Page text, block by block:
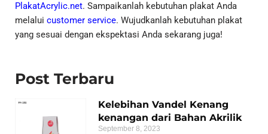
PlakatAcrylic.net. Sampaikanlah kebutuhan plakat Anda
melalui customer service. Wujudkanlah kebutuhan plakat
yang sesuai dengan ekspektasi Anda sekarang juga!
Post Terbaru
Kelebihan Vandel Kenang
kenangan dari Bahan Akrilik
September 8, 2023